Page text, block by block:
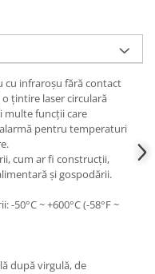
cu infraroșu fără contact
o țintire laser circulară
multe funcții care
pentru temperaturi
cum ar fi construcții,
și gospodării.
50°C ~ +600°C (-58°F ~
după virgulă, de